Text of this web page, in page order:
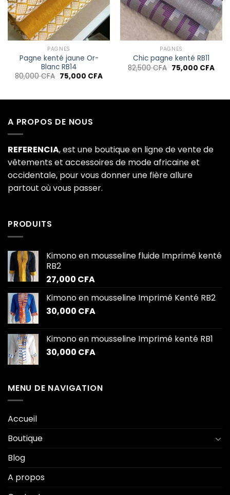
souhaits
PAGNES
Pagne kenté jaune Or-
Blanc RB14
80,000CFA Le
prix
80,000 CFA.
75,000 CFALe
75,000 CFA.
souhaits
PAGNES
Chic pagne kenté RB11
82,500CFA Le
prix
75,000 CFALe
A PROPOS DE NOUS
REFERENCIA, est une boutique en ligne de vente de
vêtements et accessoires de mode africaine et
occidentale, pour vous donner une fière allure
partout où vous passer.
PRODUITS
Kimono en mousseline fluide Imprimé kenté
RB2
27,000 CFA
Kimono en mousseline Imprimé Kenté RB2
30,000 CFA
Kimono en mousseline Imprimé kenté RB1
30,000 CFA
MENU DE NAVIGATION
Accueil
Boutique
Blog
A propos